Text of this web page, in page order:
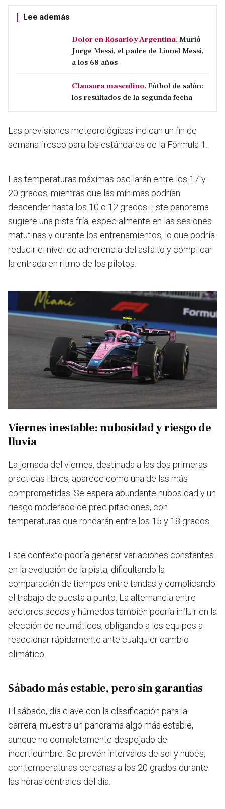
Lee además
Dolor en Rosario y Argentina. Murió
Jorge Messi, el padre de Lionel Messi,
a los 68 años
Clausura masculino. Fútbol de salón:
los resultados de la segunda fecha
Las previsiones meteorológicas indican un fin de
semana fresco para los estándares de la Fórmula 1.
Las temperaturas máximas oscilarán entre los 17 y
20 grados, mientras que las mínimas podrían
descender hasta los 10 o 12 grados. Este panorama
sugiere una pista fría, especialmente en las sesiones
matutinas y durante los entrenamientos, lo que podría
reducir el nivel de adherencia del asfalto y complicar
la entrada en ritmo de los pilotos.
Viernes inestable: nubosidad y riesgo de
lluvia
La jornada del viernes, destinada a las dos primeras
prácticas libres, aparece como una de las más
comprometidas. Se espera abundante nubosidad y un
riesgo moderado de precipitaciones, con
temperaturas que rondarán entre los 15 y 18 grados.
Este contexto podría generar variaciones constantes
en la evolución de la pista, dificultando la
comparación de tiempos entre tandas y complicando
el trabajo de puesta a punto. La alternancia entre
sectores secos y húmedos también podría influir en la
elección de neumáticos, obligando a los equipos a
reaccionar rápidamente ante cualquier cambio
climático.
Sábado más estable, pero sin garantías
El sábado, día clave con la clasificación para la
carrera, muestra un panorama algo más estable,
aunque no completamente despejado de
incertidumbre. Se prevén intervalos de sol y nubes,
con temperaturas cercanas a los 20 grados durante
las horas centrales del día.